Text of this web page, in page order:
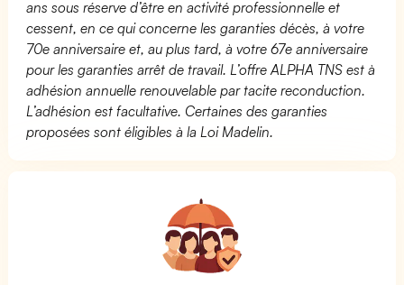
ans sous réserve d’être en activité professionnelle et
cessent, en ce qui concerne les garanties décès, à votre
70e anniversaire et, au plus tard, à votre 67e anniversaire
pour les garanties arrêt de travail. L’offre ALPHA TNS est à
adhésion annuelle renouvelable par tacite reconduction.
L’adhésion est facultative. Certaines des garanties
proposées sont éligibles à la Loi Madelin.